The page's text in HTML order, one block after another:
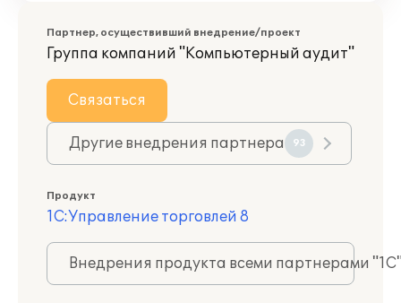
Партнер, осуществивший внедрение/проект
Группа компаний "Компьютерный аудит"
Связаться
Другие внедрения партнера 93
Продукт
1С:Управление торговлей 8
Внедрения продукта всеми партнерами